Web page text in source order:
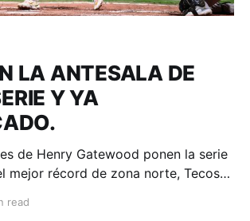
LA ANTESALA DE
Y YA
de Henry Gatewood ponen la serie
mejor récord de zona norte, Tecos
12 de agosto de 2023.
read